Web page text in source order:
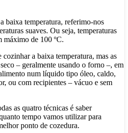
baixa temperatura, referimo-nos
suaves. Ou seja, temperaturas
máximo de 100 ºC.
a baixa temperatura, mas as
– geralmente usando o forno –, em
num líquido tipo óleo, caldo,
ou com recipientes – vácuo e sem
as quatro técnicas é saber
tempo vamos utilizar para
ponto de cozedura.